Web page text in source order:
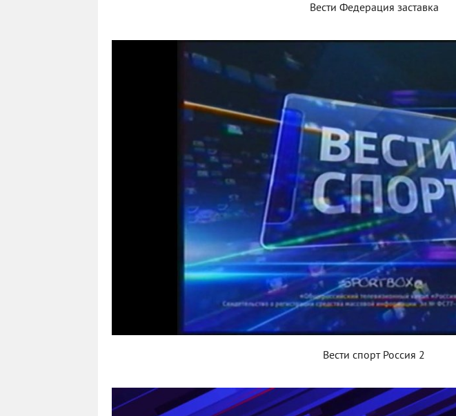
Вести Федерация заставка
Вести спорт Россия 2